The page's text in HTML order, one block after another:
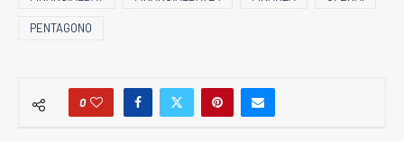
PENTAGONO
0